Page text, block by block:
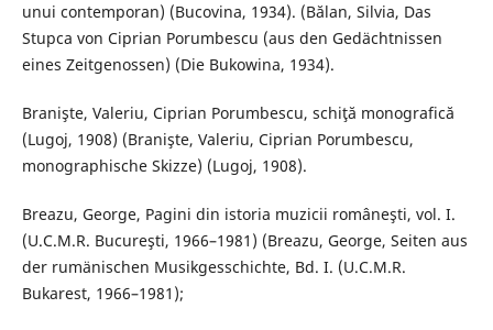
unui contemporan) (Bucovina, 1934). (Bălan, Silvia, Das
Stupca von Ciprian Porumbescu (aus den Gedächtnissen
eines Zeitgenossen) (Die Bukowina, 1934).
Branişte, Valeriu, Ciprian Porumbescu, schiţă monografică
(Lugoj, 1908) (Branişte, Valeriu, Ciprian Porumbescu,
monographische Skizze) (Lugoj, 1908).
Breazu, George, Pagini din istoria muzicii româneşti, vol. I.
(U.C.M.R. Bucureşti, 1966–1981) (Breazu, George, Seiten aus
der rumänischen Musikgesschichte, Bd. I. (U.C.M.R.
Bukarest, 1966–1981);